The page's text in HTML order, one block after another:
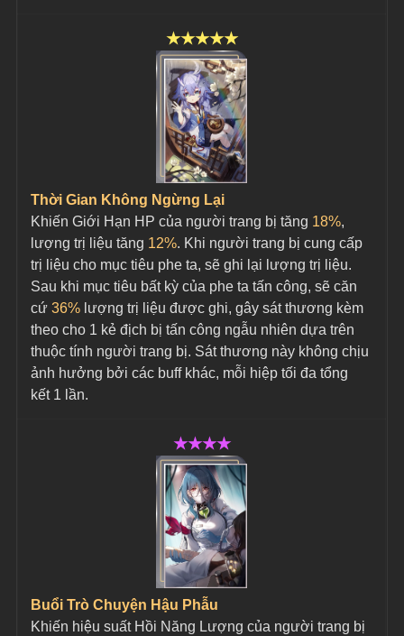
★★★★★
Thời Gian Không Ngừng Lại
Khiến Giới Hạn HP của người trang bị tăng 18%,
lượng trị liệu tăng 12%. Khi người trang bị cung cấp
trị liệu cho mục tiêu phe ta, sẽ ghi lại lượng trị liệu.
Sau khi mục tiêu bất kỳ của phe ta tấn công, sẽ căn
cứ 36% lượng trị liệu được ghi, gây sát thương kèm
theo cho 1 kẻ địch bị tấn công ngẫu nhiên dựa trên
thuộc tính người trang bị. Sát thương này không chịu
ảnh hưởng bởi các buff khác, mỗi hiệp tối đa tổng
kết 1 lần.
★★★★
Buổi Trò Chuyện Hậu Phẫu
Khiến hiệu suất Hồi Năng Lượng của người trang bị